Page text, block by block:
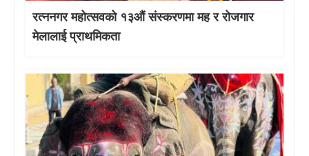
रत्ननगर महोत्सवको १३औं संस्करणमा मह र रोजगार
मेलालाई प्राथमिकता